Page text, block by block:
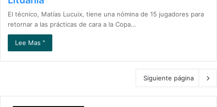
El técnico, Matías Lucuix, tiene una nómina de 15 jugadores para
retornar a las prácticas de cara a la Copa…
Lee Mas "
Siguiente página